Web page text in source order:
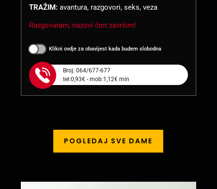
TRAŽIM: avantura, razgovori, seks, veza
Razgovaram, nazovi čim završim!
Klikni ovdje za obavijest kada budem slobodna
Broj: 064/677-677
tel:0,93€ - mob:1,12€ min
POGLEDAJ SVE DAME